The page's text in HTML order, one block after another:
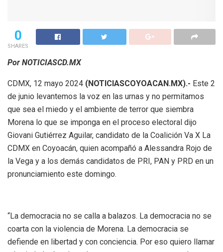
0
SHARES
Por NOTICIASCD.MX
CDMX, 12 mayo 2024 (NOTICIASCOYOACAN.MX).- Este 2
de junio levantemos la voz en las urnas y no permitamos
que sea el miedo y el ambiente de terror que siembra
Morena lo que se imponga en el proceso electoral dijo
Giovani Gutiérrez Aguilar, candidato de la Coalición Va X La
CDMX en Coyoacán, quien acompañó a Alessandra Rojo de
la Vega y a los demás candidatos de PRI, PAN y PRD en un
pronunciamiento este domingo.
“La democracia no se calla a balazos. La democracia no se
coarta con la violencia de Morena. La democracia se
defiende en libertad y con conciencia. Por eso quiero llamar